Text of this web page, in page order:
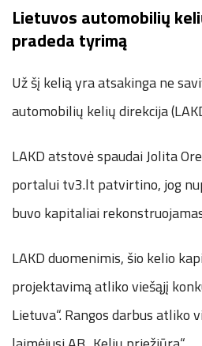
Lietuvos automobilių
pradeda tyrimą
Už šį kelią yra atsakinga ne
automobilių kelių direkcija
LAKD atstovė spaudai Jolita
portalui tv3.lt patvirtino, jog
buvo kapitaliai
LAKD duomenimis, šio kelio
projektavimą atliko viešąjį
Lietuva“. Rangos darbus atliko